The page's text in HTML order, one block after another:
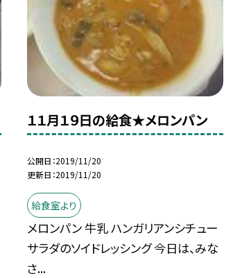
１１月１９日の給食★メロンパン
公開日 2019/11/20
更新日 2019/11/20
給食室より
メロンパン 牛乳 ハンガリアンシチュー
サラダのソイドレッシング 今日は、みな
さ...